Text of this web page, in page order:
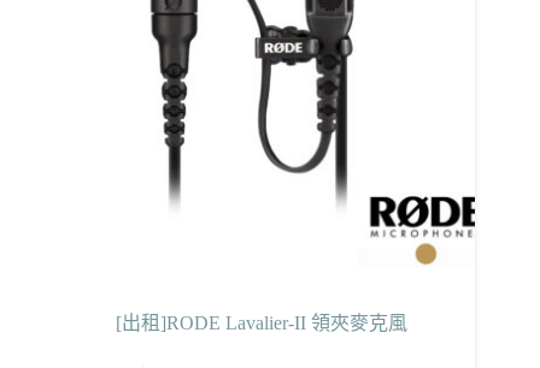
[出租]RODE Lavalier-II 領夾麥克風